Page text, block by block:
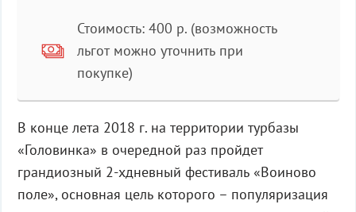
Стоимость: 400 р. (возможность
льгот можно уточнить при
покупке)
В конце лета 2018 г. на территории турбазы
«Головинка» в очередной раз пройдет
грандиозный 2-хдневный фестиваль «Воиново
поле», основная цель которого – популяризация